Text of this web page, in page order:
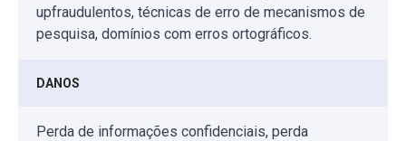
upfraudulentos, técnicas de erro de mecanismos de
pesquisa, domínios com erros ortográficos.
DANOS
Perda de informações confidenciais, perda